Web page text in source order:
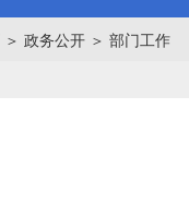
＞ 政务公开 ＞ 部门工作